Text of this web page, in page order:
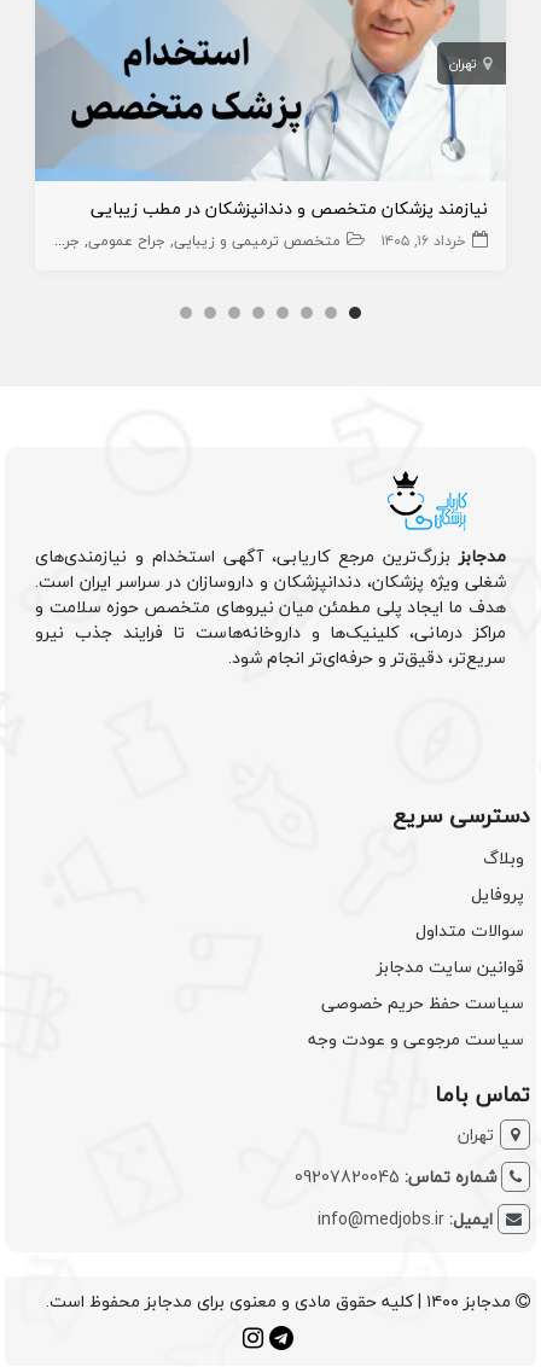
تهران
نیازمند پزشکان متخصص و دندانپزشکان در مطب زیبایی
خرداد ۱۶, ۱۴۰۵ متخصص ترمیمی و زیبایی جراح عمومی جراح فک و صورت
مدجابزبزرگ‌ترین مرجع کاریابی، آگهی استخدام و نیازمندی‌های
شغلی ویژه پزشکان، دندانپزشکان و داروسازان در سراسر ایران است.
هدف ما ایجاد پلی مطمئن میان نیروهای متخصص حوزه سلامت و
مراکز درمانی، کلینیک‌ها و داروخانه‌هاست تا فرایند جذب نیرو
سریع‌تر، دقیق‌تر و حرفه‌ای‌تر انجام شود.
دسترسی سریع
وبلاگ
پروفایل
سوالات متداول
قوانین سایت مدجابز
سیاست حفظ حریم خصوصی
سیاست مرجوعی و عودت وجه
تماس باما
تهران
شماره تماس: 09207820045
ایمیل:info@medjobs.ir
مدجابز ۱۴۰۰ | کلیه حقوق مادی و معنوی برای مدجابز محفوظ است.